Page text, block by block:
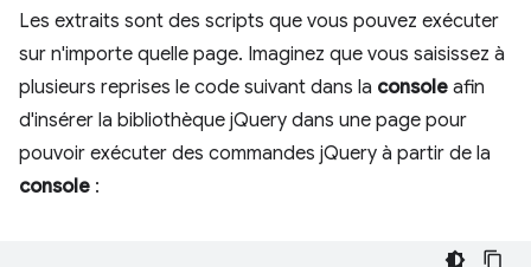
Les extraits sont des scripts que vous pouvez exécuter
sur n'importe quelle page. Imaginez que vous saisissez à
plusieurs reprises le code suivant dans la console afin
d'insérer la bibliothèque jQuery dans une page pour
pouvoir exécuter des commandes jQuery à partir de la
console :